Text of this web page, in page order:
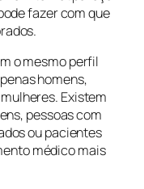
fazer com que
o mesmo perfil
homens,
Existem
pessoas com
ou pacientes
médico mais